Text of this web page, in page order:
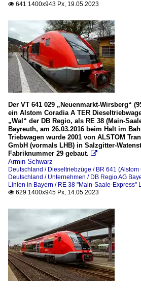
 641 1400x943 Px, 19.05.2023
Der VT 641 029 „Neuenmarkt-Wirsberg“
ein Alstom Coradia A TER
„Wal“ der DB Regio, als RE 38 (Main-
Bayreuth, am 26.03.2016 beim Halt im
Triebwagen wurde 2001 von ALSTOM
GmbH (vormals LHB) in Salzgitter-
Fabriknummer 29 gebaut. 
Armin Schwarz
Deutschland / Dieseltriebzüge / BR 641 (Alstom
Deutschland / Unternehmen / DB Regio AG
Linien in Bayern / RE 38 "Main-Saale-Express"
 629 1400x945 Px, 14.05.2023